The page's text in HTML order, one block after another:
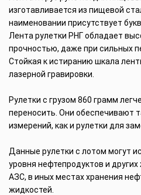
изготавливается из пищевой
наименовании присутствует
Лента рулетки РНГ обладает
прочностью, даже при сильных
Стойкая к истиранию шкала
лазерной гравировки.
Рулетки с грузом 860 грамм
переносить. Они обеспечивают
измерений, как и рулетки для
Данные рулетки с лотом могут
уровня нефтепродуктов и
АЗС, в иных местах хранения
жидкостей.